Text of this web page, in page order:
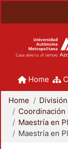
Home
Home